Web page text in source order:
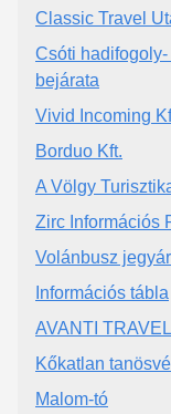
Classic Travel
Csóti
bejárata
Vivid Incoming
Borduo Kft.
A Völgy
Zirc Információs
Volánbusz
Információs tábla
AVANTI
Kőkatlan
Malom-tó